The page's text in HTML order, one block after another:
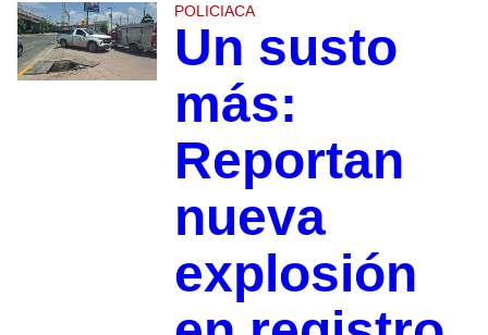
POLICIACA
Un susto
más:
Reportan
nueva
explosión